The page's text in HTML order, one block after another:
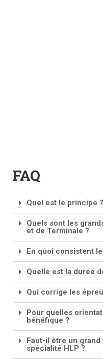
FAQ
Quel est le principe ?
Quels sont les
et de Terminale ?
En quoi consistent
Quelle est la durée
Qui corrige les
Pour quelles
bénéfique ?
Faut-il être un
spécialité HLP ?